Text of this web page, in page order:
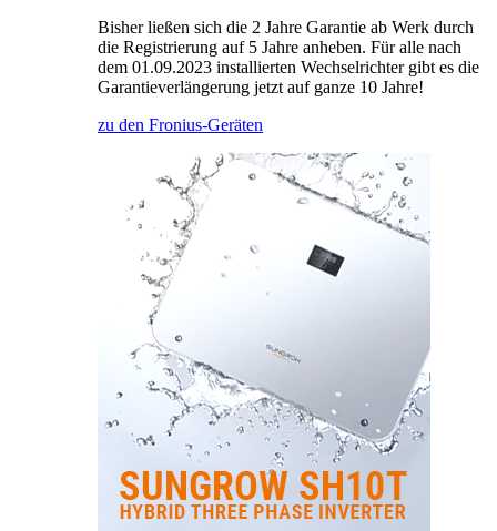
Bisher ließen sich die 2 Jahre Garantie ab Werk durch
die Registrierung auf 5 Jahre anheben. Für alle nach
dem 01.09.2023 installierten Wechselrichter gibt es die
Garantieverlängerung jetzt auf ganze 10 Jahre!
zu den Fronius-Geräten